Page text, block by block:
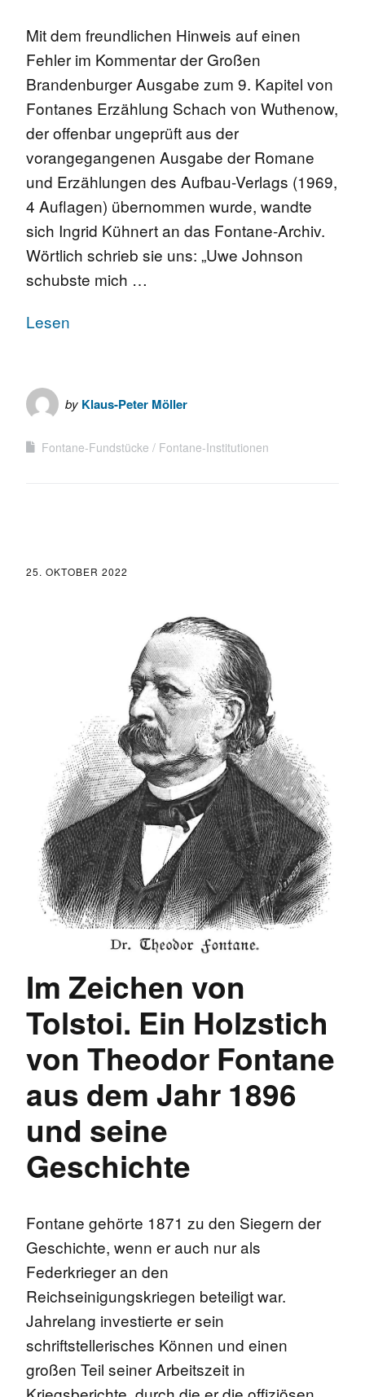
Mit dem freundlichen Hinweis auf einen
Fehler im Kommentar der Großen
Brandenburger Ausgabe zum 9. Kapitel von
Fontanes Erzählung Schach von Wuthenow,
der offenbar ungeprüft aus der
vorangegangenen Ausgabe der Romane
und Erzählungen des Aufbau-Verlags (1969,
4 Auflagen) übernommen wurde, wandte
sich Ingrid Kühnert an das Fontane-Archiv.
Wörtlich schrieb sie uns: „Uwe Johnson
schubste mich …
Lesen
by Klaus-Peter Möller
Fontane-Fundstücke Fontane-Institutionen
25. OKTOBER 2022
Im Zeichen von
Tolstoi. Ein Holzstich
von Theodor Fontane
aus dem Jahr 1896
und seine
Geschichte
Fontane gehörte 1871 zu den Siegern der
Geschichte, wenn er auch nur als
Federkrieger an den
Reichseinigungskriegen beteiligt war.
Jahrelang investierte er sein
schriftstellerisches Können und einen
großen Teil seiner Arbeitszeit in